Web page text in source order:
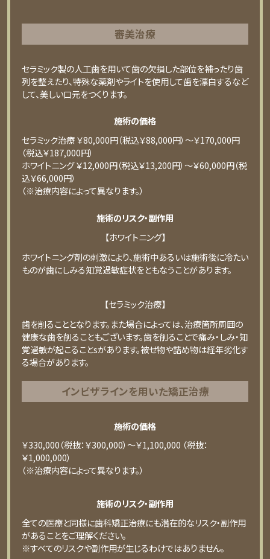
審美治療
セラミック製の⼈⼯⻭を⽤いて⻭の⽋損した部位を補ったり⻭
列を整えたり、特殊な薬剤やライトを使⽤して⻭を漂⽩するなど
して、美しい⼝元をつくります。
施術の価格
セラミック治療 ￥80,000円（税込￥88,000円）〜￥170,000円
（税込￥187,000円）
ホワイトニング ￥12,000円（税込￥13,200円）〜￥60,000円（税
込￥66,000円）
（※治療内容によって異なります。）
施術のリスク・副作用
【ホワイトニング】
ホワイトニング剤の刺激により、施術中あるいは施術後に冷たい
ものが⻭にしみる知覚過敏症状をともなうことがあります。
【セラミック治療】
⻭を削ることとなります。また場合によっては、治療箇所周囲の
健康な⻭を削ることもございます。⻭を削ることで痛み・しみ・知
覚過敏が起こることsがあります。被せ物や詰め物は経年劣化す
る場合があります。
インビザラインを用いた矯正治療
施術の価格
￥330,000（税抜：￥300,000）～￥1,100,000 （税抜：
￥1,000,000）
（※治療内容によって異なります。）
施術のリスク・副作用
全ての医療と同様に歯科矯正治療にも潜在的なリスク・副作用
があることをご理解ください。
※すべてのリスクや副作用が生じるわけではありません。